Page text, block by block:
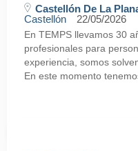
Castellón De La
Castellón
22/05/2026
En TEMPS llevamos 30
profesionales para
experiencia, somos
En este momento